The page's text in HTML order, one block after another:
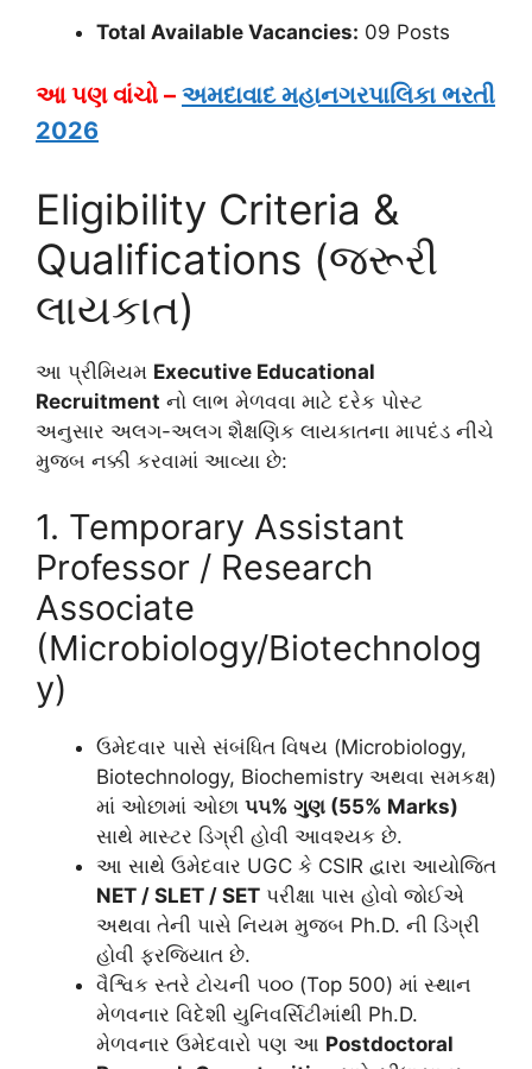
Total Available Vacancies: 09 Posts
આ પણ વાંચો – અમદાવાદ મહાનગરપાલિકા ભરતી
2026
Eligibility Criteria &
Qualifications (જરૂરી
લાયકાત)
આ પ્રીમિયમ Executive Educational
Recruitment નો લાભ મેળવવા માટે દરેક પોસ્ટ
અનુસાર અલગ-અલગ શૈક્ષણિક લાયકાતના માપદંડ નીચે
મુજબ નક્કી કરવામાં આવ્યા છે:
1. Temporary Assistant
Professor / Research
Associate
(Microbiology/Biotechnolog
y)
ઉમેદવાર પાસે સંબંધિત વિષય (Microbiology,
Biotechnology, Biochemistry અથવા સમકક્ષ)
માં ઓછામાં ઓછા ૫૫% ગુણ (55% Marks)
સાથે માસ્ટર ડિગ્રી હોવી આવશ્યક છે.
આ સાથે ઉમેદવાર UGC કે CSIR દ્વારા આયોજિત
NET / SLET / SET પરીક્ષા પાસ હોવો જોઈએ
અથવા તેની પાસે નિયમ મુજબ Ph.D. ની ડિગ્રી
હોવી ફરજિયાત છે.
વૈશ્વિક સ્તરે ટોચની ૫૦૦ (Top 500) માં સ્થાન
મેળવનાર વિદેશી યુનિવર્સિટીમાંથી Ph.D.
મેળવનાર ઉમેદવારો પણ આ Postdoctoral